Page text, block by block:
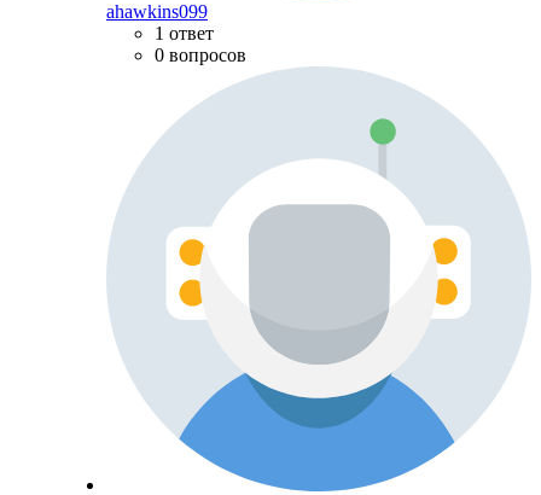
ahawkins099
1 ответ
0 вопросов